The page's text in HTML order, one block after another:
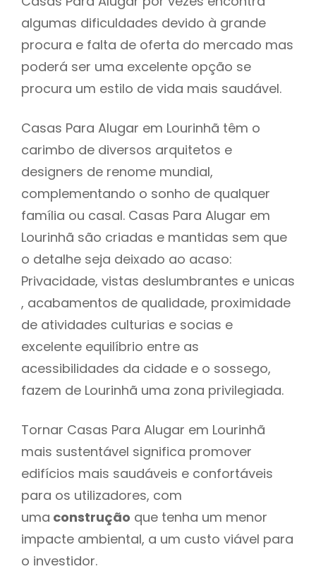
algumas dificuldades devido à grande
procura e falta de oferta do mercado mas
poderá ser uma excelente opção se
procura um estilo de vida mais saudável.
Casas Para Alugar em Lourinhã têm o
carimbo de diversos arquitetos e
designers de renome mundial,
complementando o sonho de qualquer
família ou casal. Casas Para Alugar em
Lourinhã são criadas e mantidas sem que
o detalhe seja deixado ao acaso:
Privacidade, vistas deslumbrantes e unicas
, acabamentos de qualidade, proximidade
de atividades culturias e socias e
excelente equilíbrio entre as
acessibilidades da cidade e o sossego,
fazem de Lourinhã uma zona privilegiada.
Tornar Casas Para Alugar em Lourinhã
mais sustentável significa promover
edifícios mais saudáveis e confortáveis
para os utilizadores, com
uma construção que tenha um menor
impacte ambiental, a um custo viável para
o investidor.